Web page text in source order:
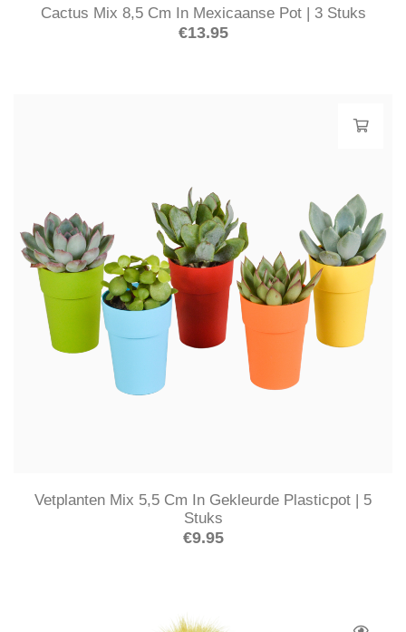
Cactus Mix 8,5 Cm In Mexicaanse Pot | 3 Stuks
€13.95
Vetplanten Mix 5,5 Cm In Gekleurde Plasticpot | 5
Stuks
€9.95